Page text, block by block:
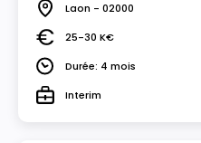
Lieu Laon - 02000
Salaire25-30 K€
DuréeDurée: 4 mois
TypeInterim